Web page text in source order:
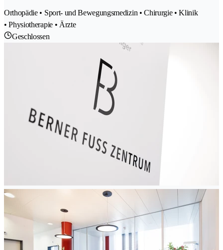
Orthopädie • Sport- und Bewegungsmedizin • Chirurgie • Klinik
• Physiotherapie • Ärzte
Geschlossen